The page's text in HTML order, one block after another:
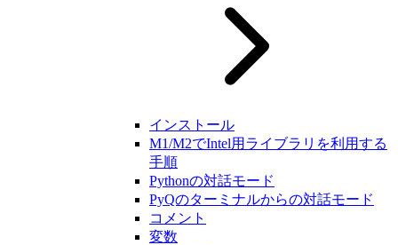
インストール
M1/M2でIntel用ライブラリを利用する
手順
Pythonの対話モード
PyQのターミナルからの対話モード
コメント
変数